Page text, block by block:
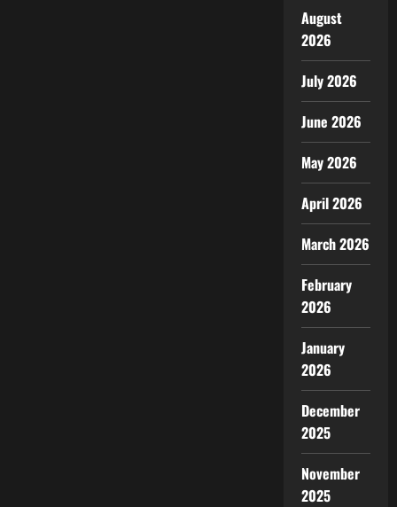
August
2026
July 2026
June 2026
May 2026
April 2026
March 2026
February
2026
January
2026
December
2025
November
2025